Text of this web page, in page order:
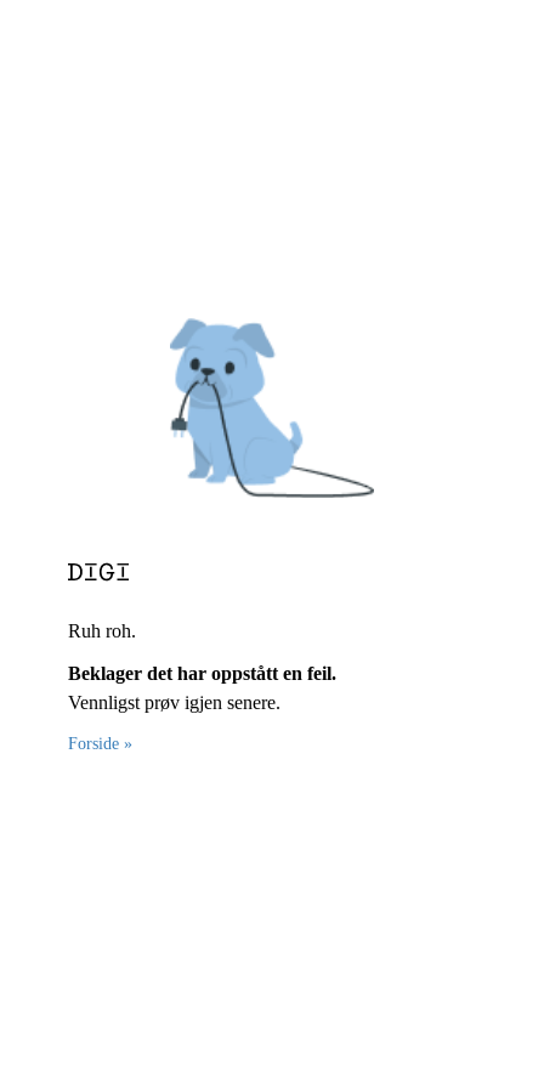
Ruh roh.
Beklager det har oppstått en feil.
Vennligst prøv igjen senere.
Forside »